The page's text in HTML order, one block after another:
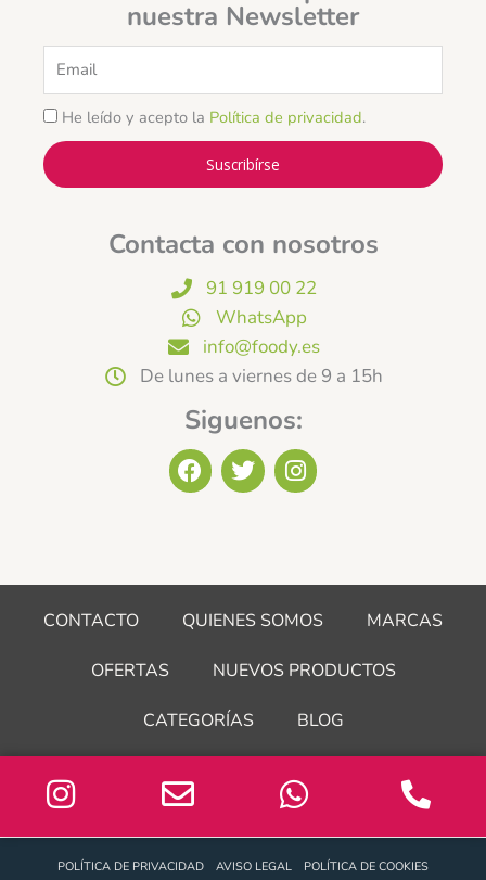
nuestra Newsletter
He leído y acepto la Política de privacidad.
Suscribírse
Contacta con nosotros
91 919 00 22
WhatsApp
info@foody.es
De lunes a viernes de 9 a 15h
Siguenos:
F
a
o
k
T
w
e
I
n
g
a
CONTACTO QUIENES SOMOS MARCAS
OFERTAS NUEVOS PRODUCTOS
CATEGORÍAS BLOG
POLÍTICA DE PRIVACIDAD AVISO LEGAL POLÍTICA DE COOKIES